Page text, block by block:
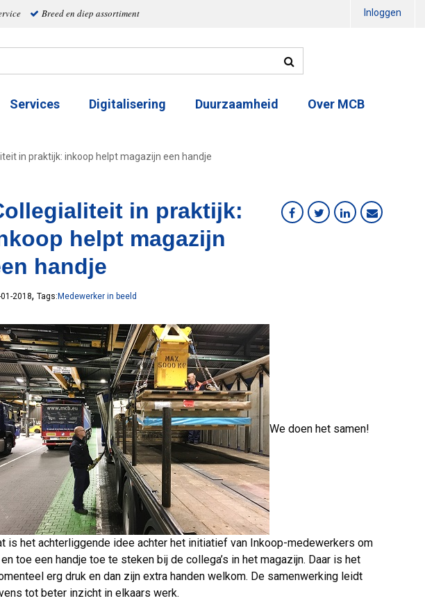
Breed en diep assortiment Inloggen
Services Digitalisering Duurzaamheid Over MCB
in praktijk: inkoop helpt magazijn een handje
in praktijk:
helpt magazijn
handje
2018, Tags: Medewerker in beeld
We doen het samen!
is het achterliggende idee achter het initiatief van Inkoop-medewerkers om
toe een handje toe te steken bij de collega’s in het magazijn. Daar is het
erg druk en dan zijn extra handen welkom. De samenwerking leidt
tot beter inzicht in elkaars werk.